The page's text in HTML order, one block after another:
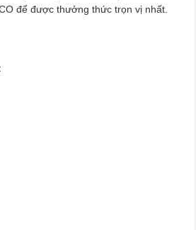
để được thưởng thức trọn vị nhất.